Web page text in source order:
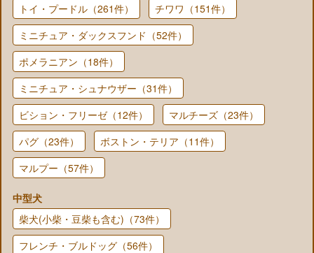
トイ・プードル（261件）
チワワ（151件）
ミニチュア・ダックスフンド（52件）
ポメラニアン（18件）
ミニチュア・シュナウザー（31件）
ビション・フリーゼ（12件）
マルチーズ（23件）
パグ（23件）
ボストン・テリア（11件）
マルプー（57件）
中型犬
柴犬(小柴・豆柴も含む)（73件）
フレンチ・ブルドッグ（56件）